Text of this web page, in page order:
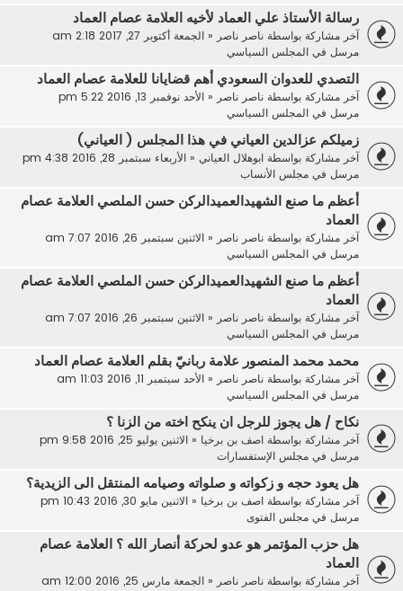
رسالة الأستاذ علي العماد لأخيه العلامة عصام العماد
آخر مشاركة بواسطة ناصر ناصر« الجمعة أكتوبر 27, 2017 2:18 am
مرسل في المجلس السياسي
التصدي للعدوان السعودي أهم قضايانا للعلامة عصام العماد
آخر مشاركة بواسطة ناصر ناصر« الأحد نوفمبر 13, 2016 5:22 pm
مرسل في المجلس السياسي
زميلكم عزالدين العياني في هذا المجلس ( العياني)
آخر مشاركة بواسطة ابوهلال العياني« الأربعاء سبتمبر 28, 2016 4:38 pm
مرسل في مجلس الأنساب
أعظم ما صنع الشهيدالعميدالركن حسن الملصي العلامة عصام
العماد
آخر مشاركة بواسطة ناصر ناصر« الاثنين سبتمبر 26, 2016 7:07 am
مرسل في المجلس السياسي
أعظم ما صنع الشهيدالعميدالركن حسن الملصي العلامة عصام
العماد
آخر مشاركة بواسطة ناصر ناصر« الاثنين سبتمبر 26, 2016 7:07 am
مرسل في المجلس السياسي
محمد محمد المنصور علامة ربانيّ بقلم العلامة عصام العماد
آخر مشاركة بواسطة ناصر ناصر« الأحد سبتمبر 11, 2016 11:03 am
مرسل في المجلس السياسي
نكاح / هل يجوز للرجل ان ينكح اخته من الزنا ؟
آخر مشاركة بواسطة اصف بن برخيا« الاثنين يوليو 25, 2016 9:58 pm
مرسل في مجلس الإستفسارات
هل يعود حجه و زكواته و صلواته وصيامه المنتقل الى الزيدية؟
آخر مشاركة بواسطة اصف بن برخيا« الاثنين مايو 30, 2016 10:43 pm
مرسل في مجلس الفتوى
هل حزب المؤتمر هو عدو لحركة أنصار الله ؟ العلامة عصام
العماد
آخر مشاركة بواسطة ناصر ناصر« الجمعة مارس 25, 2016 12:00 am